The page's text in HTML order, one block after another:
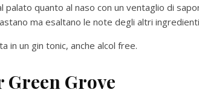
quanto al naso con un ventaglio di
ma esaltano le note degli altri
in un gin tonic, anche alcol free.
Grove